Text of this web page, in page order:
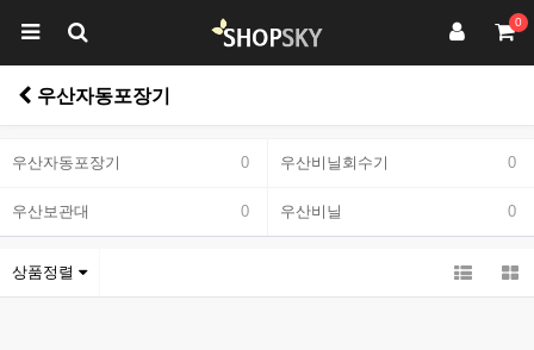
0
우산자동포장기
우산자동포장기 0 우산비닐회수기 0
우산보관대 0 우산비닐 0
상품정렬